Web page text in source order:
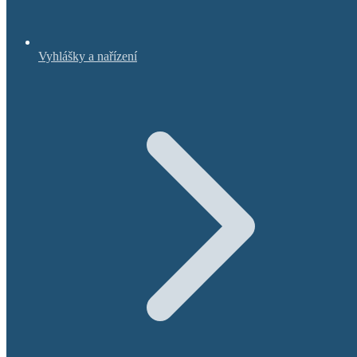
Vyhlášky a nařízení